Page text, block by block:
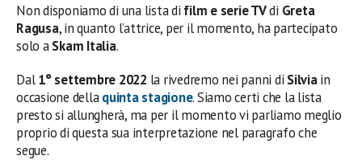
Non disponiamo di una lista di film e serie TVdi Greta
Ragusa, in quanto l’attrice, per il momento, ha partecipato
solo aSkam Italia.
Dal1° settembre 2022 la rivedremo nei panni di Silviain
occasione dellaquinta stagione. Siamo certi che la lista
presto si allungherà, ma per il momento vi parliamo meglio
proprio di questa sua interpretazione nel paragrafo che
segue.